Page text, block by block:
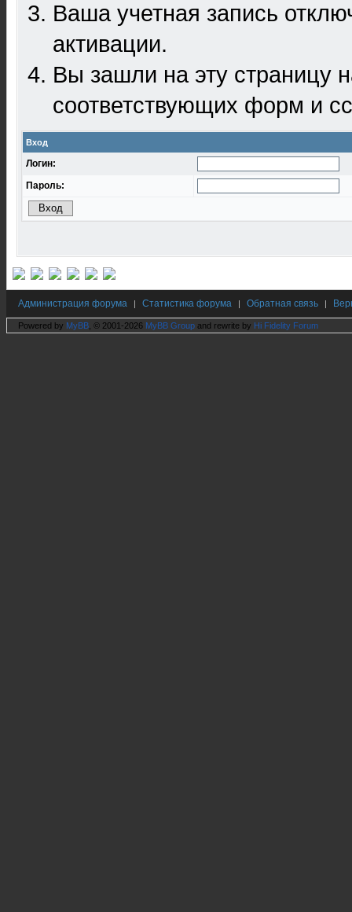
Ваша учетная запись
активации.
Вы зашли на эту
соответствующих форм и
Вход
Логин:
Пароль:
Администрация форума | Статистика форума | Обратная связь |
Powered by MyBB , © 2001-2026 MyBB Group and rewrite by Hi Fidelity Forum